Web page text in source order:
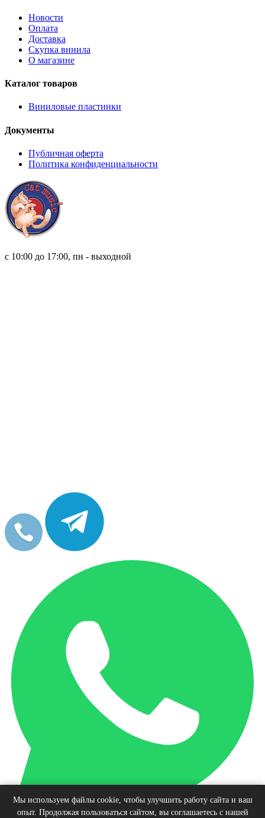
Новости
Оплата
Доставка
Скупка винила
О магазине
Каталог товаров
Виниловые пластинки
Документы
Публичная оферта
Политика конфиденциальности
с 10:00 до 17:00, пн - выходной
Мы используем файлы cookie, чтобы улучшить работу сайта и ваш
опыт. Продолжая пользоваться сайтом, вы соглашаетесь с нашей